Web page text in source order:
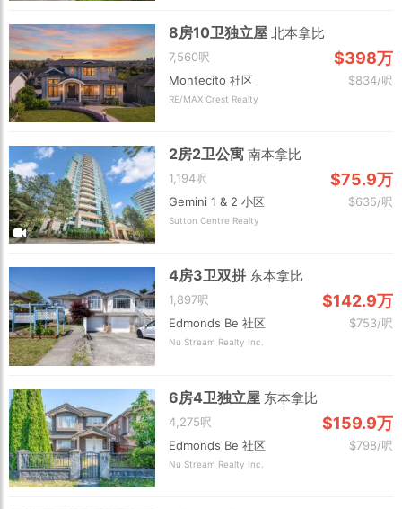
8房10卫独立屋北本拿比
7,560呎 $398万
Montecito 社区 $834/呎
RE/MAX Crest Realty
2房2卫公寓南本拿比
1,194呎 $75.9万
Gemini 1 & 2 小区 $635/呎
Sutton Centre Realty
4房3卫双拼 东本拿比
1,897呎 $142.9万
Edmonds Be 社区 $753/呎
Nu Stream Realty Inc.
6房4卫独立屋 东本拿比
4,275呎 $159.9万
Edmonds Be 社区 $798/呎
Nu Stream Realty Inc.